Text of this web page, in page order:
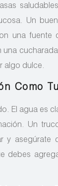
Un
una fuente
una
algo dulce.
Como
El agua es
Un
y asegúrate
debes